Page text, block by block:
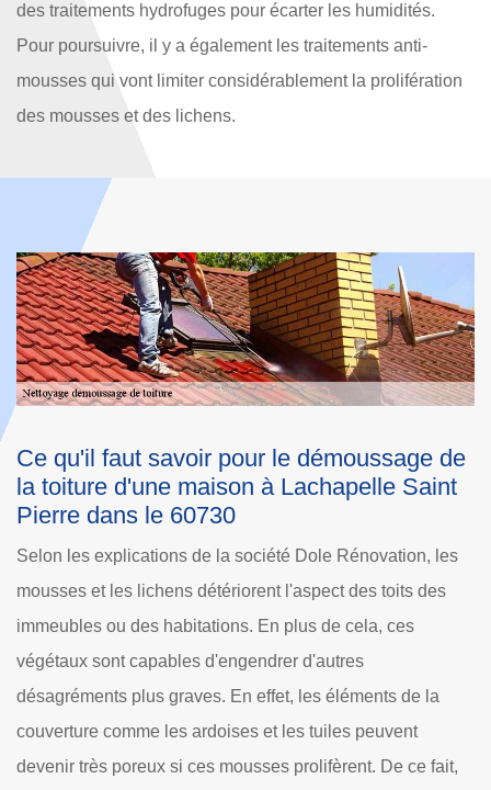
des traitements hydrofuges pour écarter les humidités.
Pour poursuivre, il y a également les traitements anti-
mousses qui vont limiter considérablement la prolifération
des mousses et des lichens.
de
Saint
Rénovation, les
des toits des
de cela, ces
d'autres
éléments de la
tuiles peuvent
De ce fait,
Le nettoyage de la toiture
Lachapelle Saint Pierre : la
comme mot d'ordre
Effectuer le nettoyage de la toiture est
l'élimination des détritus qui
savoir que cela n'apporte pas
les opérations sont faites
périodes où doivent se faire les
faut que les couvreurs professionnels
fin du printemps en prévision de